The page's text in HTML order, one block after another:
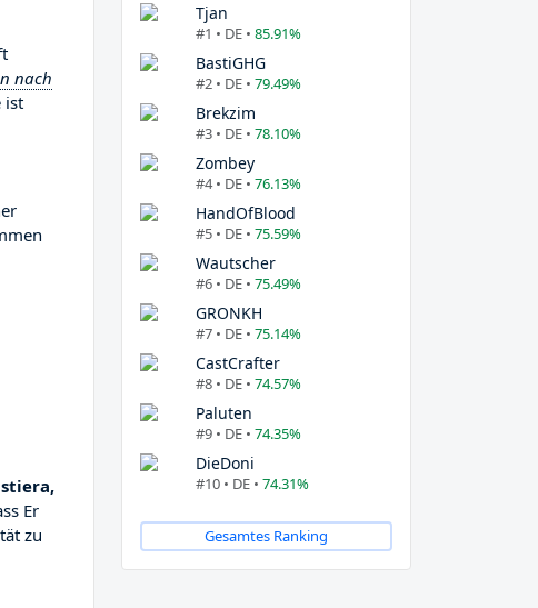
nach
ist
Er
zu
Tjan
#1 • DE • 85.91%
BastiGHG
#2 • DE • 79.49%
Brekzim
#3 • DE • 78.10%
Zombey
#4 • DE • 76.13%
HandOfBlood
#5 • DE • 75.59%
Wautscher
#6 • DE • 75.49%
GRONKH
#7 • DE • 75.14%
CastCrafter
#8 • DE • 74.57%
Paluten
#9 • DE • 74.35%
DieDoni
#10 • DE • 74.31%
Gesamtes Ranking